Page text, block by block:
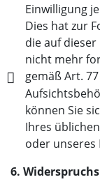
Einwilligung
Dies hat zur
die auf
nicht mehr
gemäß Art.
können Sie
Ihres
oder unseres
6.